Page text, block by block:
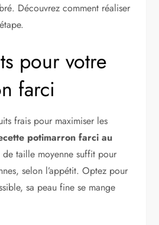
Découvrez comment réaliser
pour votre
farci
frais pour maximiser les
potimarron farci au
taille moyenne suffit pour
selon l’appétit. Optez pour
sa peau fine se mange